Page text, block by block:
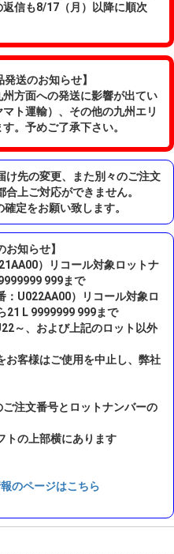
信も8/17（月）以降に順次
送のお知らせ】
方面への発送に影響が出てい
ト運輸）、その他の九州エリ
。予めご了承下さい。
け先の変更、また別々のご注文
上ご対応ができません。
定をお願い致します。
知らせ】
）リコール対象ロットナ
999まで
：U022AA00）リコール対象ロ
21 L 9999999 999まで
～、および上記のロット以外
お客様はご使用を中止し、弊社
注文番号とロットナンバーの
トの上部横にあります
のページはこちら